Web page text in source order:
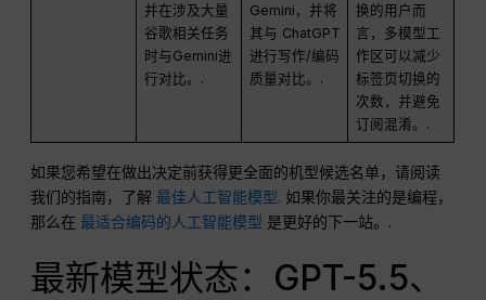
并在涉及大量
谷歌相关任务
时与Gemini进
行对比。.
Gemini，并将
其与 ChatGPT
进行写作/编码
质量对比。.
换的用户而
言，多模型工
作区可以减少
标签页切换的
次数，并避免
订阅混淆。.
如果您希望在做出决定前获得更全面的机型候选名单，请阅读
我们的指南，了解 最佳人工智能模型. 如果你最关注的是编程，
那么在 最适合编码的人工智能模型 是更好的下一站。.
最新模型状态：GPT-5.5、